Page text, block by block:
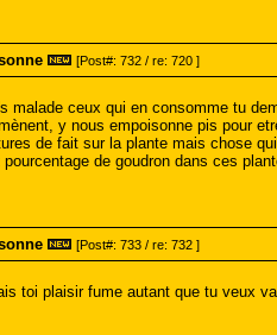
[Post#: 732 / re: 720 ]
malade ceux qui en consomme tu
y nous empoisonne pis pour
de fait sur la plante mais chose
de goudron dans ces
[Post#: 733 / re: 732 ]
toi plaisir fume autant que tu veux